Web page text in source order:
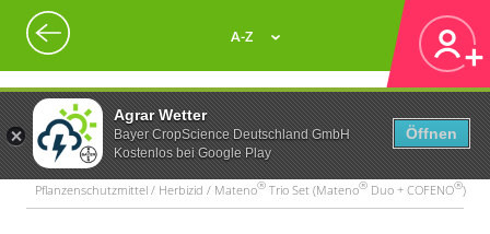
Agrar Wetter
Bayer CropScience Deutschland GmbH
Kostenlos bei Google Play
Öffnen
A-Z
Pflanzenschutzmittel / Herbizid / Mateno® Trio Set (Mateno® Duo + COFENO®)